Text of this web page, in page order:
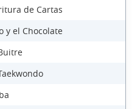
de Cartas
y el Chocolate